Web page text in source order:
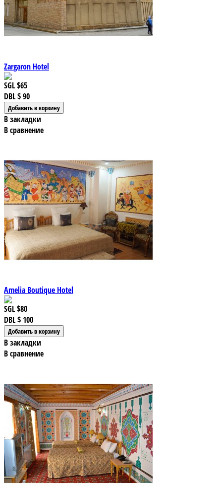
Zargaron Hotel
SGL$65
DBL$ 90
В закладки
В сравнение
Amelia Boutique Hotel
SGL$80
DBL$ 100
В закладки
В сравнение